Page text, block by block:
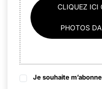
CLIQUEZ ICI
PHOTOS
Je souhaite